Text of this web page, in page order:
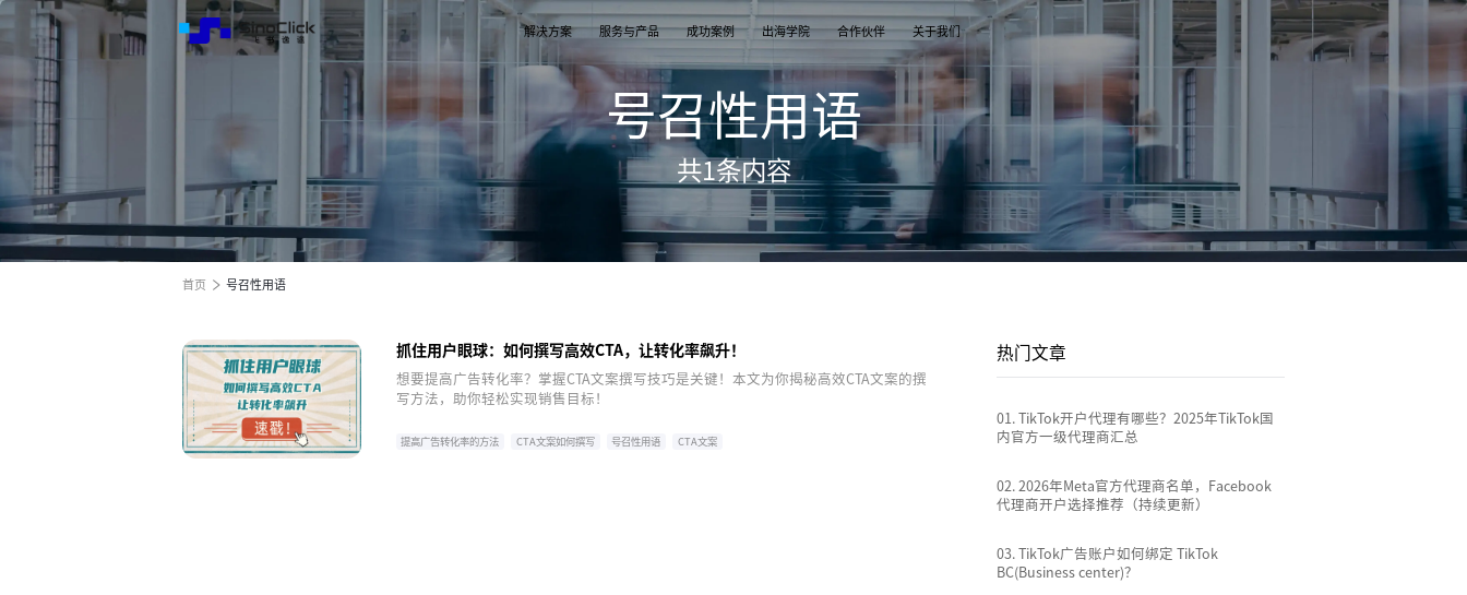
解决方案 服务与产品 成功案例 出海学院 合作伙伴 关于我们
跨境电商全渠道效果营销
TikTok Shop
从商店创建，到策划广告投放和达人营销利用创
意和达人实现TikTok爆炸性增长
独立站
用个性化独立站高效承接兴趣流量跑通从拉新到
复购的私域增长飞轮
通过关键词策略、平台广告优化和流量加权撬动
跨境电商全渠道效果营销
出海培训
TikTok Shop课程 | 独立站课程 | 亚马逊课程
开店/建站
TikTok Shop开店 | Shopify建站 | 亚马逊开店 1v1投放顾问 | AI智能投放 | 海外广告代投
达人营销 媒介采买 全链路代运营
跨境电商全渠道效果营销
品牌介绍
飞书逸途，成长型跨境电商运营解决方案
品牌新闻
公司及品牌最新业务发展动态 跨境电商行业热点新闻消息
行业报告
号召性用语
共1条内容
首页 号召性用语
抓住用户眼球：如何撰写高效CTA，让转化率飙升！
想要提高广告转化率？掌握CTA文案撰写技巧是关键！本文为你揭秘高效CTA文案的撰
写方法，助你轻松实现销售目标！
提高广告转化率的方法 CTA文案如何撰写 号召性用语 CTA文案
热门文章
01.TikTok开户代理有哪些？2025年TikTok国
内官方一级代理商汇总
02.2026年Meta官方代理商名单，Facebook
代理商开户选择推荐（持续更新）
03.TikTok广告账户如何绑定 TikTok
BC(Business center)？